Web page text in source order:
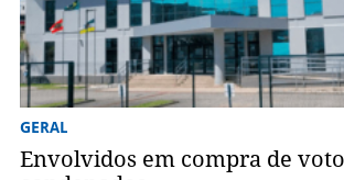
GERAL
Envolvidos em compra de